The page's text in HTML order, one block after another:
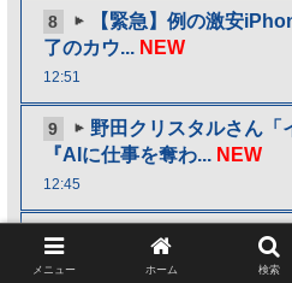
8
【緊急】例の激安
了のカウ... NEW
12:51
9
野田クリスタルさん「
『AIに仕事を奪わ... NEW
12:45
10
「やつらの目は節穴
つけた欧州投資家の選...
NEW
メニュー ホーム 検索